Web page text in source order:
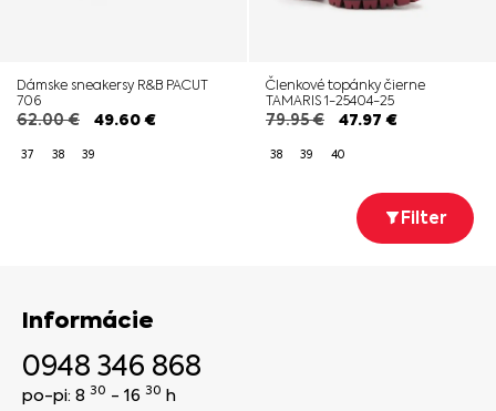
Dámske sneakersy R&B PACUT
706
62.00€ 49.60€
37 38 39
Členkové topánky čierne
TAMARIS 1-25404-25
79.95€ 47.97 €
38 39 40
Filter
Informácie
0948 346 868
po-pi: 8 30 - 16 30 h